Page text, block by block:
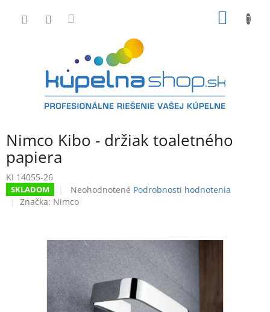
Nimco Kibo - držiak toaletného
papiera
KI 14055-26
SKLADOM
Priemerné
hodnotenie
z
5
hviezdičiek.
Neohodnotené Podrobnosti hodnotenia
Značka: Nimco